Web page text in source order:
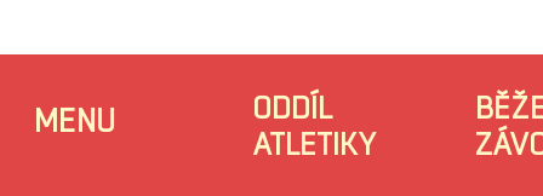
MENU
ODDÍL
ATLETIKY